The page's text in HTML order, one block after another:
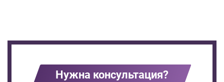
Нужна консультация?